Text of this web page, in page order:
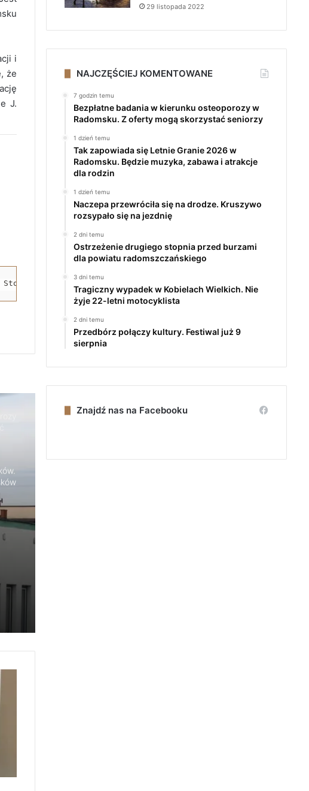
i
że
J.
w
29 listopada 2022
NAJCZĘŚCIEJ KOMENTOWANE
7 godzin temu
Bezpłatne badania w kierunku osteoporozy w
Radomsku. Z oferty mogą skorzystać seniorzy
1 dzień temu
Tak zapowiada się Letnie Granie 2026 w
Radomsku. Będzie muzyka, zabawa i atrakcje
dla rodzin
1 dzień temu
Naczepa przewróciła się na drodze. Kruszywo
rozsypało się na jezdnię
2 dni temu
Ostrzeżenie drugiego stopnia przed burzami
dla powiatu radomszczańskiego
3 dni temu
Tragiczny wypadek w Kobielach Wielkich. Nie
żyje 22-letni motocyklista
2 dni temu
Przedbórz połączy kultury. Festiwal już 9
sierpnia
Znajdź nas na Facebooku